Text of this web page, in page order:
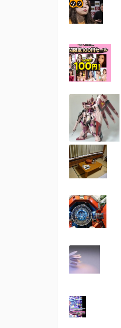
コテ
- 固
定リ
ンク
ツー
ル